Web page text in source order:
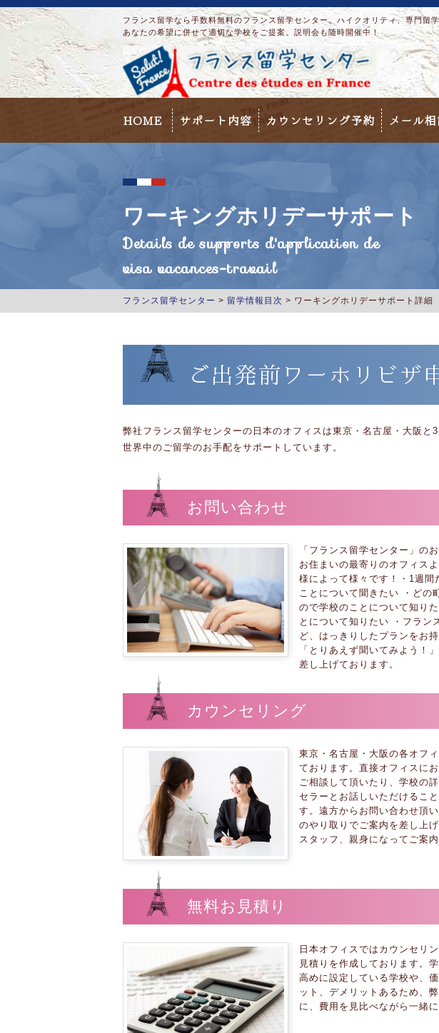
フランス留学なら手数料無料のフランス留学センター。ハイクオリティ、専門留
あなたの希望に併せて適切な学校をご提案。説明会も随時開催中！
HOME サポート内容 カウンセリング予約 メール
ワーキングホリデーサポート
Details de supports d'application de
visa vacances-travail
フランス留学センター > 留学情報目次 > ワーキングホリデーサポート詳細
ご出発前ワーホリビザ
弊社フランス留学センターの日本のオフィスは東京・名古屋・大阪と
世界中のご留学のお手配をサポートしています。
お問い合わせ
「フランス留学センター」の
お住まいの最寄りのオフィス
様によって様々です！・1週
ことについて聞きたい ・どの
ので学校のことについて知り
とについて知りたい ・フラン
ど、はっきりしたプランをお
「とりあえず聞いてみよう！
差し上げております。
カウンセリング
東京・名古屋・大阪の各オフ
ております。直接オフィスに
ご相談して頂いたり、学校の
セラーとお話しいただけるこ
す。遠方からお問い合わせ頂
のやり取りでご案内を差し上
スタッフ、親身になってご案
無料お見積り
日本オフィスではカウンセリ
見積りを作成しております。
高めに設定している学校や、
ット、デメリットあるため、
に、費用を見比べながら一緒